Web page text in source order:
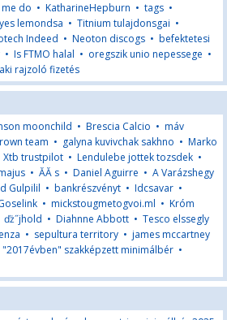
do • KatharineHepburn • tags •
lemondsa • Titnium tulajdonsgai •
Indeed • Neoton discogs • befektetesi
• Is FTMO halal • oregszik unio nepessege •
rajzoló fizetés
moonchild • Brescia Calcio • máv
team • galyna kuvivchak sakhno • Marko
Xtb trustpilot • Lendulebe jottek tozsdek •
• ĂĂ s • Daniel Aguirre • A Varázshegy
Gulpilil • bankrészvényt • Idcsavar •
• mickstougmetogvoi.ml • Króm
ďż˝jhold • Diahnne Abbott • Tesco elssegly
• sepultura territory • james mccartney
"2017évben" szakképzett minimálbér •